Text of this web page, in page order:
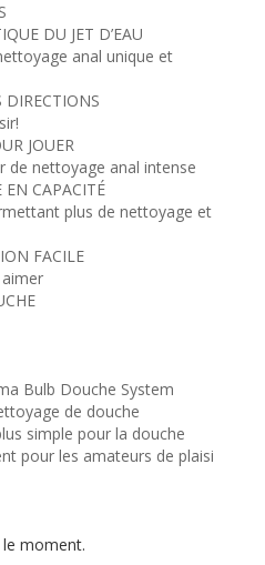
DU JET D’EAU
anal unique et
DIRECTIONS
JOUER
de nettoyage anal intense
EN CAPACITÉ
plus de nettoyage et
FACILE
Bulb Douche System
de douche
simple pour la douche
pour les amateurs de plaisi
moment.